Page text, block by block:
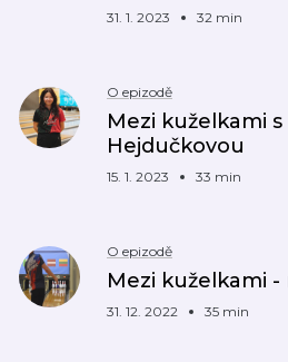
31. 1. 2023 32 min
O epizodě
Mezi kuželkami
Hejdučkovou
15. 1. 2023 33 min
O epizodě
Mezi kuželkami -
31. 12. 2022 35 min